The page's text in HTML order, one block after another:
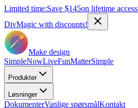
Limited time:Save $145on lifetime access
DivMagic with discounts!
Make design
SimpleNowLiveFunMatterSimple
Produkter
Løsninger
DokumenterVanlige spørsmålKontakt